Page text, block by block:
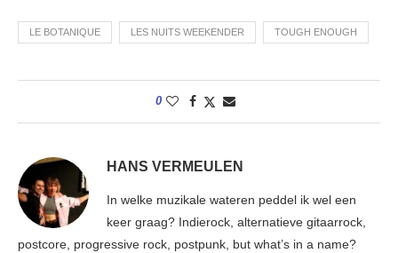
LE BOTANIQUE LES NUITS WEEKENDER TOUGH ENOUGH
0
HANS VERMEULEN
In welke muzikale wateren peddel ik wel een
keer graag? Indierock, alternatieve gitaarrock,
postcore, progressive rock, postpunk, but what’s in a name?